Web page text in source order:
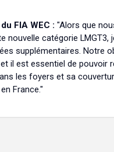
FIA WEC : "Alors que
catégorie LMGT3,
supplémentaires. Notre
il est essentiel de pouvoir
les foyers et sa
France."